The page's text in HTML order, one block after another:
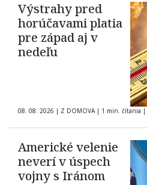
Výstrahy pred
horúčavami platia
pre západ aj v
nedeľu
08. 08. 2026 | Z DOMOVA | 1 min. čítania |
Americké velenie
neverí v úspech
vojny s Iránom